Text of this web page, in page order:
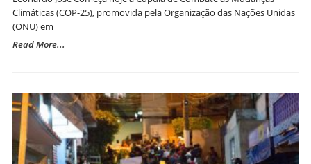
Climáticas (COP-25), promovida pela Organização das Nações Unidas
(ONU) em
Read More...